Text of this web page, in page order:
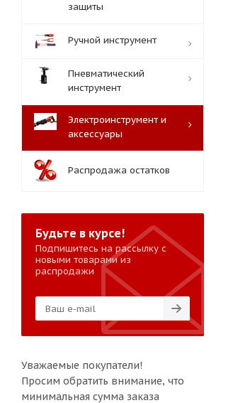
защиты
Ручной инструмент
Пневматический
инструмент
Электроинструмент и
аксессуары
Распродажа остатков
Будьте в курсе!
Подпишитесь на рассылку с
новыми товарами из
распродажи
Уважаемые покупатели!
Просим обратить внимание, что
минимальная сумма заказа